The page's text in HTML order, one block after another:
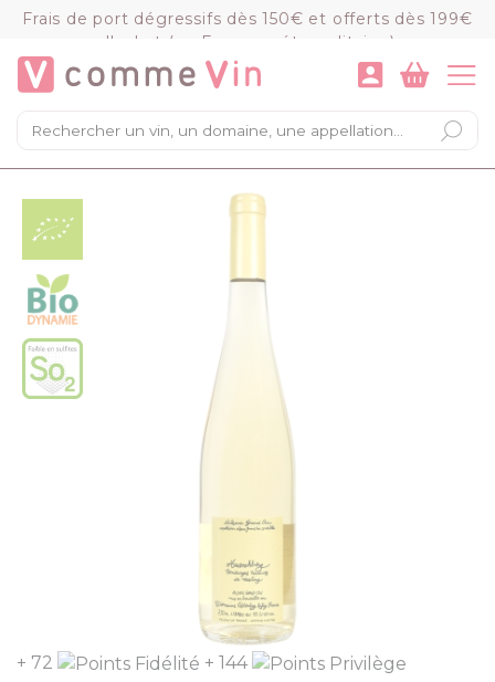
Frais de port dégressifs dès 150€ et offerts dès 199€
d'achat (en France métropolitaine)
×
Mon panier
Chargement du panier...
VOIR LE PANIER COMMANDER
+ 72 + 144
Panneau de gestion des cookies